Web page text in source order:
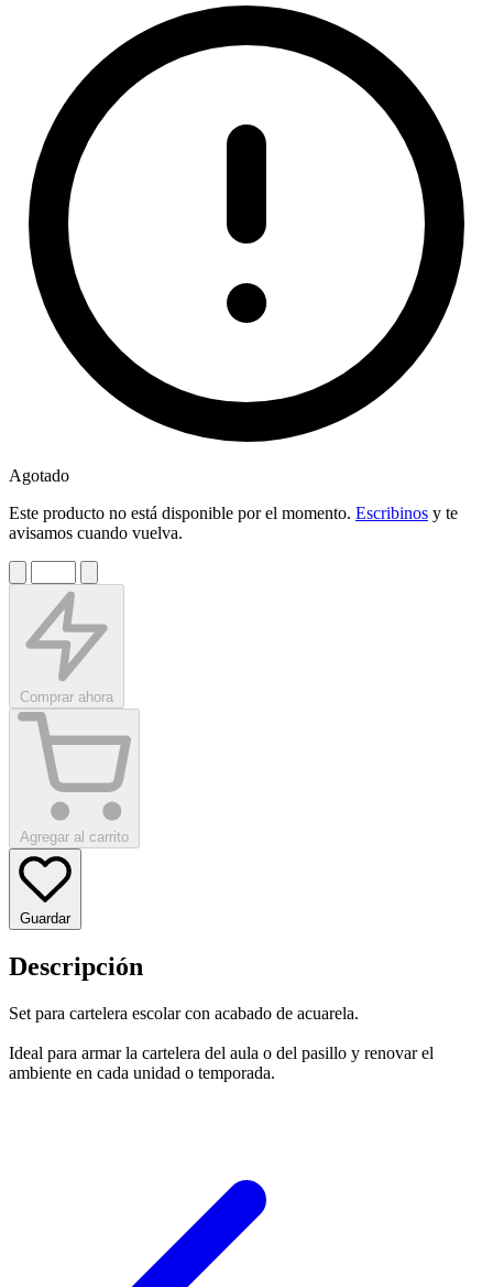
Agotado
Este producto no está disponible por el momento. Escribinos y te
avisamos cuando vuelva.
Comprar ahora
Agregar al carrito
Guardar
Descripción
Set para cartelera escolar con acabado de acuarela.
Ideal para armar la cartelera del aula o del pasillo y renovar el
ambiente en cada unidad o temporada.